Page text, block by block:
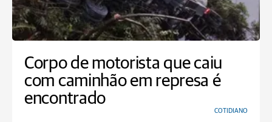
Corpo de motorista que caiu
com caminhão em represa é
encontrado
COTIDIANO